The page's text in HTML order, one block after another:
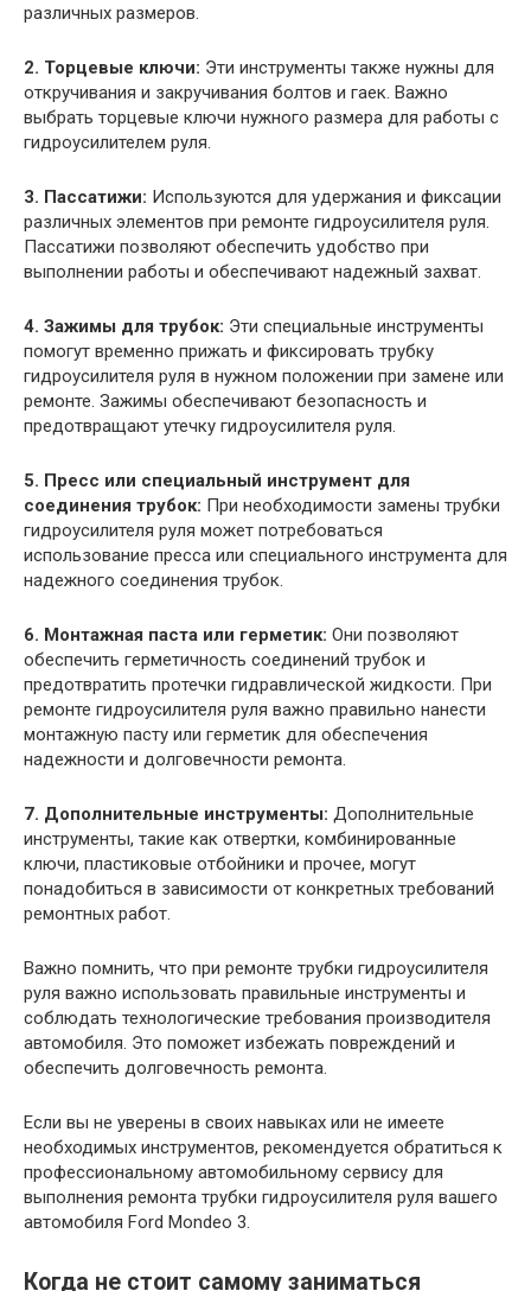
различных размеров.
2. Торцевые ключи: Эти инструменты также нужны для
откручивания и закручивания болтов и гаек. Важно
выбрать торцевые ключи нужного размера для работы с
гидроусилителем руля.
3. Пассатижи: Используются для удержания и фиксации
различных элементов при ремонте гидроусилителя руля.
Пассатижи позволяют обеспечить удобство при
выполнении работы и обеспечивают надежный захват.
4. Зажимы для трубок: Эти специальные инструменты
помогут временно прижать и фиксировать трубку
гидроусилителя руля в нужном положении при замене или
ремонте. Зажимы обеспечивают безопасность и
предотвращают утечку гидроусилителя руля.
5. Пресс или специальный инструмент для
соединения трубок: При необходимости замены трубки
гидроусилителя руля может потребоваться
использование пресса или специального инструмента для
надежного соединения трубок.
6. Монтажная паста или герметик: Они позволяют
обеспечить герметичность соединений трубок и
предотвратить протечки гидравлической жидкости. При
ремонте гидроусилителя руля важно правильно нанести
монтажную пасту или герметик для обеспечения
надежности и долговечности ремонта.
7. Дополнительные инструменты: Дополнительные
инструменты, такие как отвертки, комбинированные
ключи, пластиковые отбойники и прочее, могут
понадобиться в зависимости от конкретных требований
ремонтных работ.
Важно помнить, что при ремонте трубки гидроусилителя
руля важно использовать правильные инструменты и
соблюдать технологические требования производителя
автомобиля. Это поможет избежать повреждений и
обеспечить долговечность ремонта.
Если вы не уверены в своих навыках или не имеете
необходимых инструментов, рекомендуется обратиться к
профессиональному автомобильному сервису для
выполнения ремонта трубки гидроусилителя руля вашего
автомобиля Ford Mondeo 3.
Когда не стоит самому заниматься